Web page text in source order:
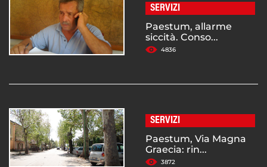
SERVIZI
Paestum, allarme
siccità. Conso...
4836
SERVIZI
Paestum, Via Magna
Graecia: rin...
3872